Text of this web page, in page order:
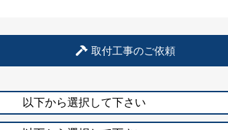
取付工事のご依頼
以下から選択して下さい